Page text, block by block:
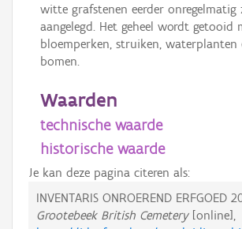
witte grafstenen eerder onregelmatig
aangelegd. Het geheel wordt getooid
bloemperken, struiken, waterplanten
bomen.
Waarden
technische waarde
historische waarde
Je kan deze pagina citeren als:
INVENTARIS ONROEREND ERFGOED
Grootebeek British Cemetery[online],